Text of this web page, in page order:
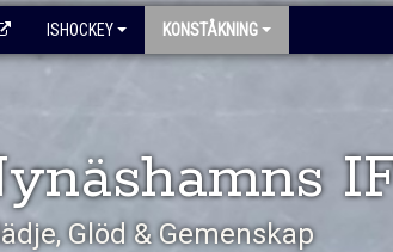
ISHOCKEY KONSTÅKNING
Glöd & Gemenskap